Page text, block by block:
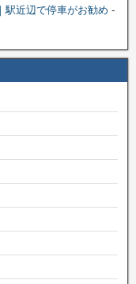
駅近辺で停車がお勧め -